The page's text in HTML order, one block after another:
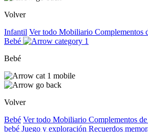
Volver
Infantil Ver todo Mobiliario Complementos
Bebé
Bebé
Volver
Bebé Ver todo Mobiliario Complementos
bebé Juego y exploración Recuerdos